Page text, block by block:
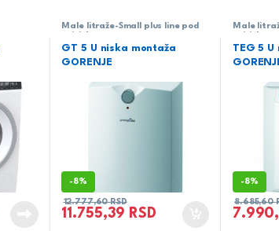
Male litraže-Small plus line pod
GT 5 U niska montaža
GORENJE
-8%
11.755,39 RSD
12.777,60RSD
Male
TEG 5
-8%
8.685,60